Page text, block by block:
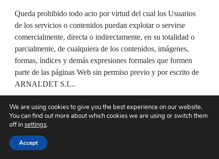
Queda prohibido todo acto por virtud del cual los Usuarios
de los servicios o contenidos puedan explotar o servirse
comercialmente, directa o indirectamente, en su totalidad o
parcialmente, de cualquiera de los contenidos, imágenes,
formas, índices y demás expresiones formales que formen
parte de las páginas Web sin permiso previo y por escrito de
ARNALDET S.L..
En concreto, y sin carácter exhaustivo, quedan prohibidos los
actos de reproducción, distribución, exhibición, transmisión,
retransmisión, emisión en cualquier forma, almacenamiento
en soportes físicos o lógicos (por ejemplo, disquetes o disco
duro de ordenadores), digitalización o puesta a disposición
We are using cookies to give you the best experience on our website.
You can find out more about which cookies we are using or switch them
off insettings.
Accept